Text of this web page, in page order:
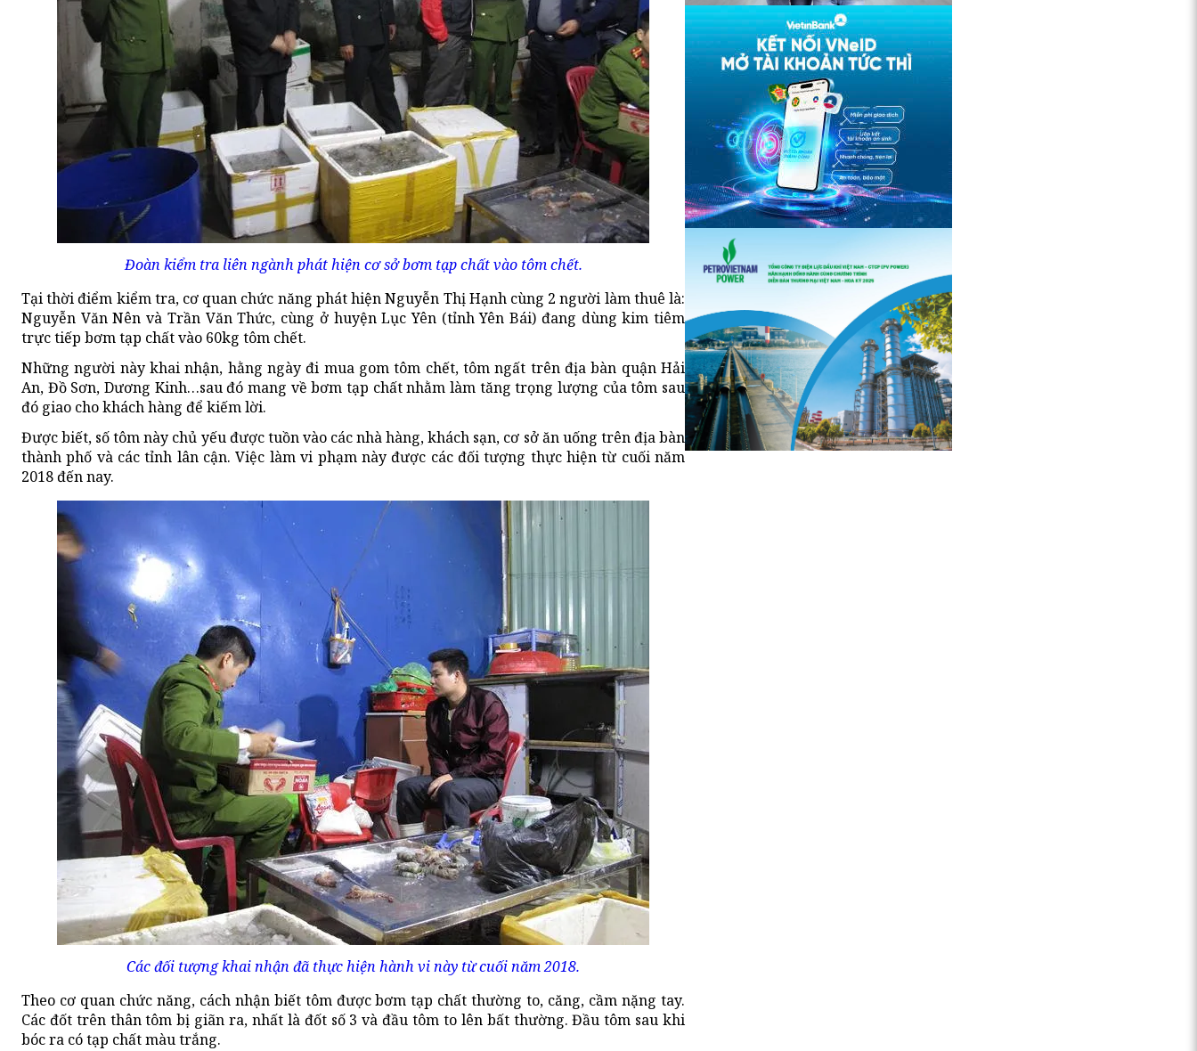
Đoàn kiểm tra liên ngành phát hiện cơ sở bơm tạp chất vào tôm chết.
Tại thời điểm kiểm tra, cơ quan chức năng phát hiện Nguyễn Thị Hạnh cùng 2 người làm thuê là:
Nguyễn Văn Nên và Trần Văn Thức, cùng ở huyện Lục Yên (tỉnh Yên Bái) đang dùng kim tiêm
trực tiếp bơm tạp chất vào 60kg tôm chết.
Những người này khai nhận, hằng ngày đi mua gom tôm chết, tôm ngất trên địa bàn quận Hải
An, Đồ Sơn, Dương Kinh…sau đó mang về bơm tạp chất nhằm làm tăng trọng lượng của tôm sau
đó giao cho khách hàng để kiếm lời.
Được biết, số tôm này chủ yếu được tuồn vào các nhà hàng, khách sạn, cơ sở ăn uống trên địa bàn
thành phố và các tỉnh lân cận. Việc làm vi phạm này được các đối tượng thực hiện từ cuối năm
2018 đến nay.
Các đối tượng khai nhận đã thực hiện hành vi này từ cuối năm 2018.
Theo cơ quan chức năng, cách nhận biết tôm được bơm tạp chất thường to, căng, cầm nặng tay.
Các đốt trên thân tôm bị giãn ra, nhất là đốt số 3 và đầu tôm to lên bất thường. Đầu tôm sau khi
bóc ra có tạp chất màu trắng.